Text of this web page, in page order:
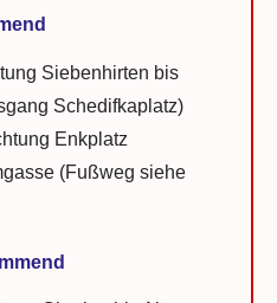
Siebenhirten bis
Schedifkaplatz)
Enkplatz
(Fußweg siehe